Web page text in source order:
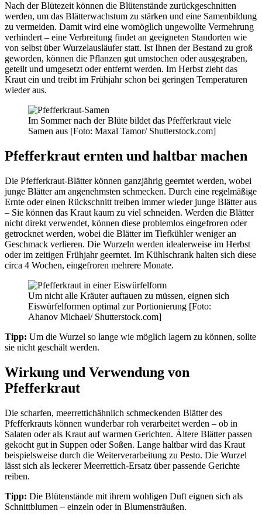
Nach der Blütezeit können die Blütenstände zurückgeschnitten
werden, um das Blätterwachstum zu stärken und eine Samenbildung
zu vermeiden. Damit wird eine womöglich ungewollte Vermehrung
verhindert – eine Verbreitung findet an geeigneten Standorten wie
von selbst über Wurzelausläufer statt. Ist Ihnen der Bestand zu groß
geworden, können die Pflanzen gut umstochen oder ausgegraben,
geteilt und umgesetzt oder entfernt werden. Im Herbst zieht das
Kraut ein und treibt im Frühjahr schon bei geringen Temperaturen
wieder aus.
Im Sommer nach der Blüte bildet das Pfefferkraut viele
Samen aus [Foto: Maxal Tamor/ Shutterstock.com]
Pfefferkraut ernten und haltbar machen
Die Pfefferkraut-Blätter können ganzjährig geerntet werden, wobei
junge Blätter am angenehmsten schmecken. Durch eine regelmäßige
Ernte oder einen Rückschnitt treiben immer wieder junge Blätter aus
– Sie können das Kraut kaum zu viel schneiden. Werden die Blätter
nicht direkt verwendet, können diese problemlos eingefroren oder
getrocknet werden, wobei die Blätter im Tiefkühler weniger an
Geschmack verlieren. Die Wurzeln werden idealerweise im Herbst
oder im zeitigen Frühjahr geerntet. Im Kühlschrank halten sich diese
circa 4 Wochen, eingefroren mehrere Monate.
Um nicht alle Kräuter auftauen zu müssen, eignen sich
Eiswürfelformen optimal zur Portionierung [Foto:
Ahanov Michael/ Shutterstock.com]
Tipp: Um die Wurzel so lange wie möglich lagern zu können, sollte
sie nicht geschält werden.
Wirkung und Verwendung von
Pfefferkraut
Die scharfen, meerrettichähnlich schmeckenden Blätter des
Pfefferkrauts können wunderbar roh verarbeitet werden – ob in
Salaten oder als Kraut auf warmen Gerichten. Ältere Blätter passen
gekocht gut in Suppen oder Soßen. Lange haltbar wird das Kraut
beispielsweise durch die Weiterverarbeitung zu Pesto. Die Wurzel
lässt sich als leckerer Meerrettich-Ersatz über passende Gerichte
reiben.
Tipp: Die Blütenstände mit ihrem wohligen Duft eignen sich als
Schnittblumen – einzeln oder in Blumensträußen.